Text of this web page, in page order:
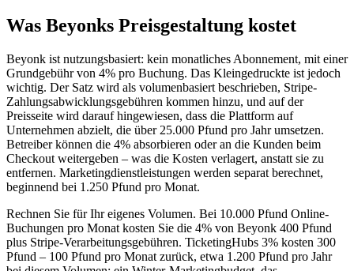
Was Beyonks Preisgestaltung kostet
Beyonk ist nutzungsbasiert: kein monatliches Abonnement, mit einer
Grundgebühr von 4% pro Buchung. Das Kleingedruckte ist jedoch
wichtig. Der Satz wird als volumenbasiert beschrieben, Stripe-
Zahlungsabwicklungsgebühren kommen hinzu, und auf der
Preisseite wird darauf hingewiesen, dass die Plattform auf
Unternehmen abzielt, die über 25.000 Pfund pro Jahr umsetzen.
Betreiber können die 4% absorbieren oder an die Kunden beim
Checkout weitergeben – was die Kosten verlagert, anstatt sie zu
entfernen. Marketingdienstleistungen werden separat berechnet,
beginnend bei 1.250 Pfund pro Monat.
Rechnen Sie für Ihr eigenes Volumen. Bei 10.000 Pfund Online-
Buchungen pro Monat kosten Sie die 4% von Beyonk 400 Pfund
plus Stripe-Verarbeitungsgebühren. TicketingHubs 3% kosten 300
Pfund – 100 Pfund pro Monat zurück, etwa 1.200 Pfund pro Jahr